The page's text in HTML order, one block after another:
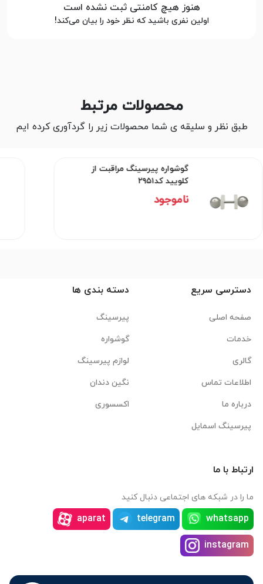
هنوز هیچ کامنتی ثبت نشده است
اولین نفری باشید که نظر خود را بیان می‌کند!
محصولات مرتبط
طبق نظر و سلیقه ی شما محصولات زیر را گردآوری کرده ایم
گوشواره پیرسینگ مراقبت از
کلویید کد۲۹۵۱
ناموجود
دسترسی سریع
صفحه اصلی
خدمات
گالری
اطلاعات تماس
درباره ما
پیرسینگ اسمایل
دسته بندی ها
پیرسینگ
گوشواره
لوازم پیرسینگ
نگین دندان
اکسسوری
ارتباط با ما
ما را در شبکه های اجتماعی دنبال کنید
whatsapp
telegram
aparat
instagram